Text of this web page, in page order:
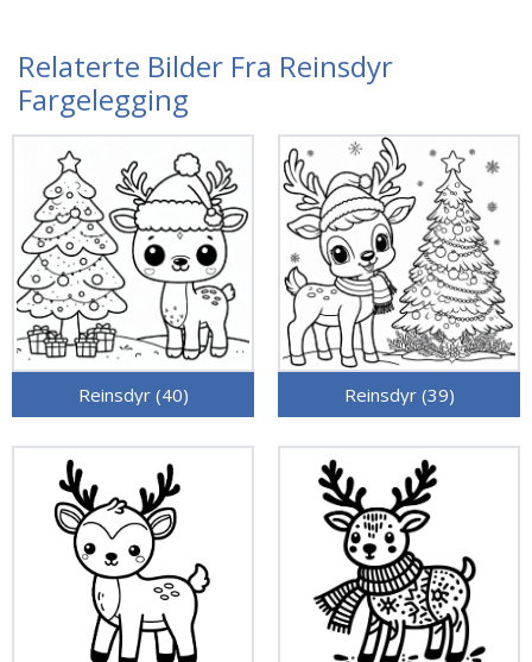
Relaterte Bilder Fra Reinsdyr
Fargelegging
Reinsdyr (40) Reinsdyr (39)